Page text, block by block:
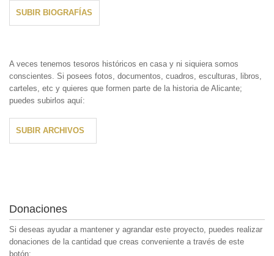
SUBIR BIOGRAFÍAS
A veces tenemos tesoros históricos en casa y ni siquiera somos
conscientes. Si posees fotos, documentos, cuadros, esculturas, libros,
carteles, etc y quieres que formen parte de la historia de Alicante;
puedes subirlos aquí:
SUBIR ARCHIVOS
Donaciones
Si deseas ayudar a mantener y agrandar este proyecto, puedes realizar
donaciones de la cantidad que creas conveniente a través de este
botón: